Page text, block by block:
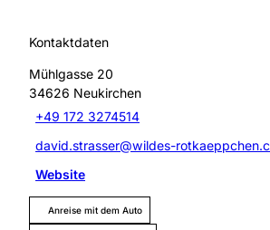
Kontaktdaten
Mühlgasse 20
34626 Neukirchen
+49 172 3274514
david.strasser@wildes-
Website
Anreise mit dem Auto